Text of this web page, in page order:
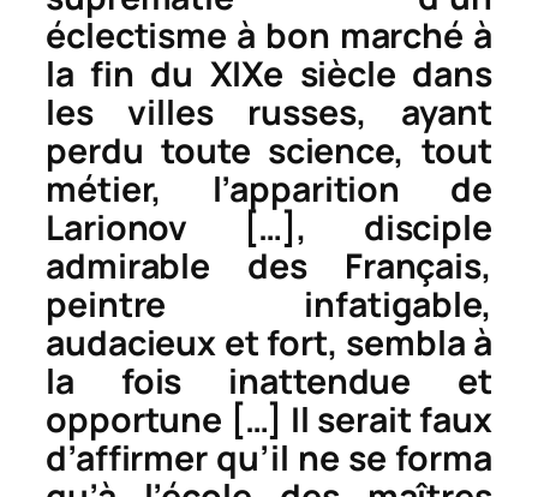
éclectisme à bon marché à
la fin du XIXe siècle dans
les villes russes, ayant
perdu toute science, tout
métier, l’apparition de
Larionov […], disciple
admirable des Français,
peintre infatigable,
audacieux et fort, sembla à
la fois inattendue et
opportune […] Il serait faux
d’affirmer qu’il ne se forma